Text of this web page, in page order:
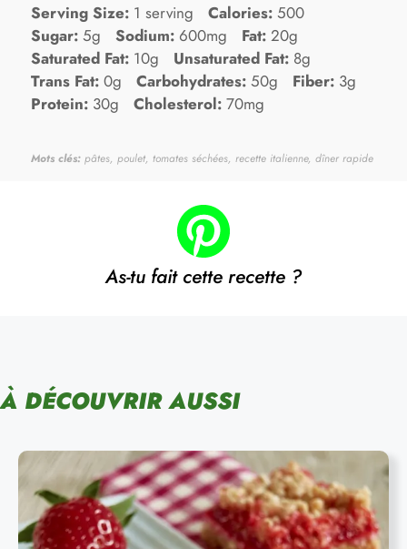
Serving Size: 1 serving Calories: 500
Sugar: 5g Sodium: 600mg Fat: 20g
Saturated Fat: 10g Unsaturated Fat: 8g
Trans Fat: 0g Carbohydrates: 50g Fiber: 3g
Protein: 30g Cholesterol: 70mg
Mots clés: pâtes, poulet, tomates séchées, recette italienne, dîner rapide
As-tu fait cette recette ?
À DÉCOUVRIR AUSSI